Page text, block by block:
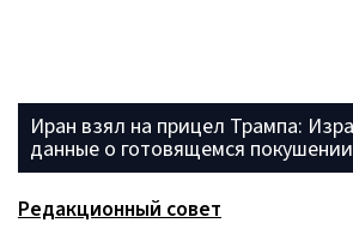
Иран взял на прицел Трампа:
данные о готовящемся покушении
Редакционный совет